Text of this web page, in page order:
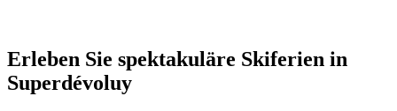
Erleben Sie spektakuläre Skiferien in
Superdévoluy